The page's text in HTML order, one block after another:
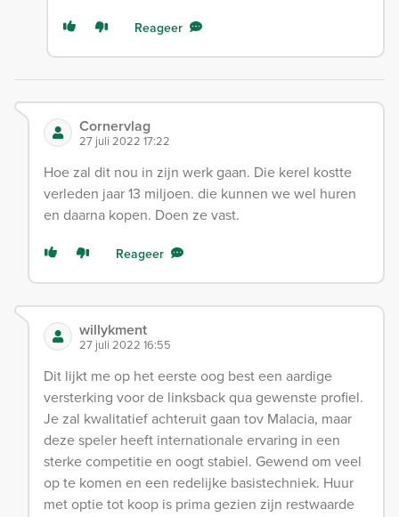
Reageer
Cornervlag
27 juli 2022 17:22
Hoe zal dit nou in zijn werk gaan. Die kerel kostte
verleden jaar 13 miljoen. die kunnen we wel huren
en daarna kopen. Doen ze vast.
Reageer
willykment
27 juli 2022 16:55
Dit lijkt me op het eerste oog best een aardige
versterking voor de linksback qua gewenste profiel.
Je zal kwalitatief achteruit gaan tov Malacia, maar
deze speler heeft internationale ervaring in een
sterke competitie en oogt stabiel. Gewend om veel
op te komen en een redelijke basistechniek. Huur
met optie tot koop is prima gezien zijn restwaarde